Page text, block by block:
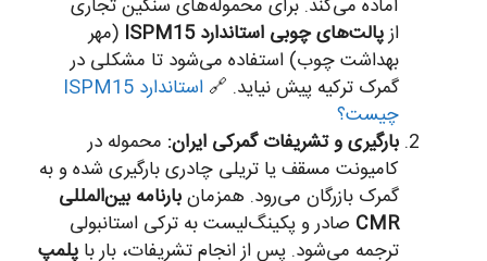
آماده می‌کند. برای محموله‌های سنگین تجاری
ازپالت‌های چوبی استاندارد ISPM15
(مهر
بهداشت چوب) استفاده می‌شود تا مشکلی در
گمرک ترکیه پیش نیاید. 🔗
استاندارد ISPM15
چیست؟
بارگیری و تشریفات گمرکی ایران: محموله در
کامیونت مسقف یا تریلی چادری بارگیری شده و به
گمرک بازرگان می‌رود. همزمانبارنامه بین‌المللی
CMR صادر و پکینگ‌لیست به ترکی استانبولی
ترجمه می‌شود. پس از انجام تشریفات، بار با پلمپ